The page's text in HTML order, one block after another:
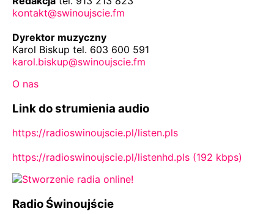
kontakt@swinoujscie.fm
Dyrektor muzyczny
Karol Biskup tel. 603 600 591
karol.biskup@swinoujscie.fm
O nas
Link do strumienia audio
https://radioswinoujscie.pl/listen.pls
https://radioswinoujscie.pl/listenhd.pls (192 kbps)
Radio Świnoujście